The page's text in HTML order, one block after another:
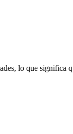
lo que significa